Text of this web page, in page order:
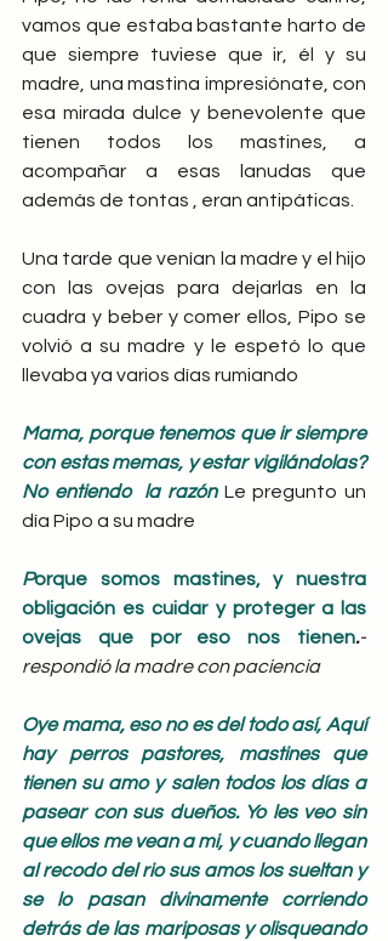
vamos que estaba bastante harto de
que siempre tuviese que ir, él y su
madre, una mastina impresiónate, con
esa mirada dulce y benevolente que
tienen todos los mastines, a
acompañar a esas lanudas que
además de tontas , eran antipáticas.
Una tarde que venían la madre y el hijo
con las ovejas para dejarlas en la
cuadra y beber y comer ellos, Pipo se
volvió a su madre y le espetó lo que
llevaba ya varios días rumiando
Mama, porque tenemos que ir siempre
con estas memas, y estar vigilándolas?
No entiendo  la razón Le pregunto un
día Pipo a su madre
Porque somos mastines, y nuestra
obligación es cuidar y proteger a las
ovejas que por eso nos tienen.-
respondió la madre con paciencia
Oye mama, eso no es del todo así, Aquí
hay perros pastores, mastines que
tienen su amo y salen todos los días a
pasear con sus dueños. Yo les veo sin
que ellos me vean a mi, y cuando llegan
al recodo del rio sus amos los sueltan y
se lo pasan divinamente corriendo
detrás de las mariposas y olisqueando